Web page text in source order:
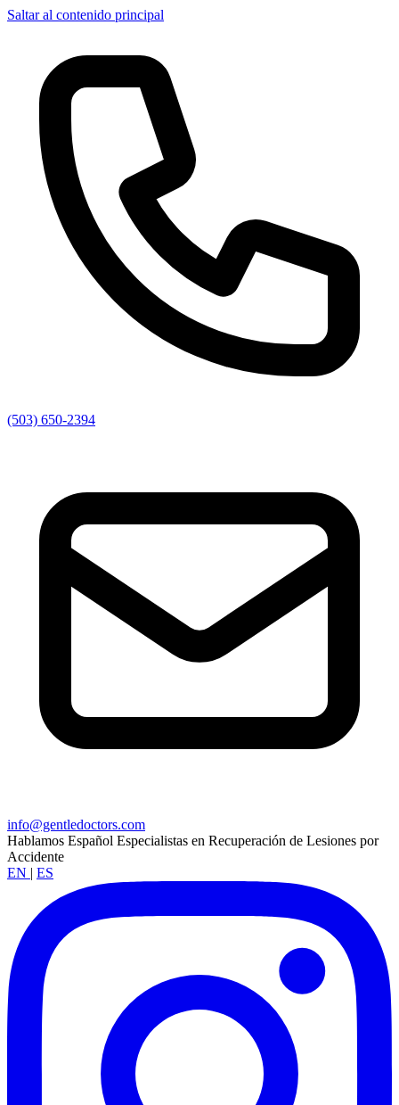
Saltar al contenido principal
(503) 650-2394
info@gentledoctors.com
Hablamos Español Especialistas en Recuperación de Lesiones por
Accidente
EN | ES